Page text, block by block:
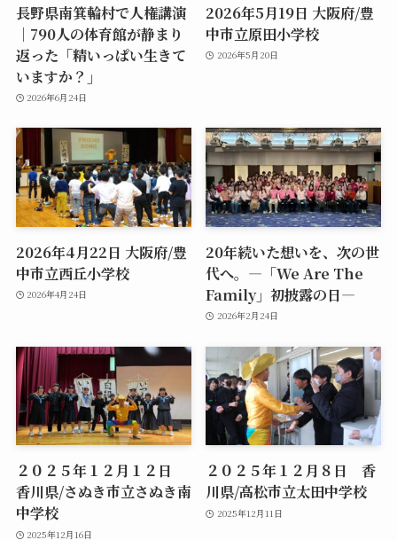
長野県南箕輪村で人権講演
｜790人の体育館が静まり
返った「精いっぱい生きて
いますか？」
2026年6月24日
2026年5月19日 大阪府/豊
中市立原田小学校
2026年5月20日
2026年4月22日 大阪府/豊
中市立西丘小学校
2026年4月24日
20年続いた想いを、次の世
代へ。―「We Are The
Family」初披露の日―
2026年2月24日
２０２５年１２月１２日
香川県/さぬき市立さぬき南
中学校
2025年12月16日
２０２５年１２月８日 香
川県/高松市立太田中学校
2025年12月11日